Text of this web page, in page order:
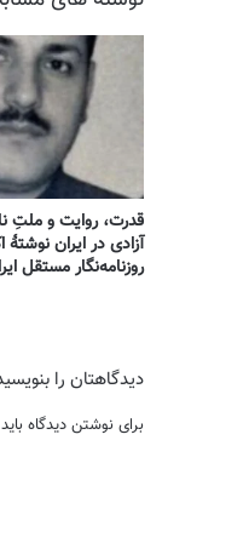
قدرت، روایت و ملتِ
آزادی در ایران نوشتهٔ
روزنامه‌نگار مستقل
دیدگاهتان را
برای نوشتن دیدگاه باید